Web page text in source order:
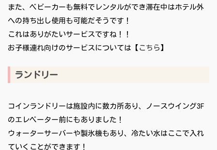
また、ベビーカーも無料でレンタルができ滞在中はホテル外
への持ち出し使用も可能だそうです！
これはありがたいサービスですね！！
お子様連れ向けのサービスについては【 こちら 】
ランドリー
コインランドリーは施設内に数カ所あり、ノースウイング3F
のエレベーター前にもありました！
ウォーターサーバーや製氷機もあり、冷たい水はここで入れ
ていくことができます！